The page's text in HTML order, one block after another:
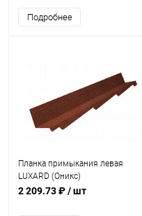
Подробнее
Планка примыкания левая
LUXARD (Оникс)
2 209.73 ₽/ шт